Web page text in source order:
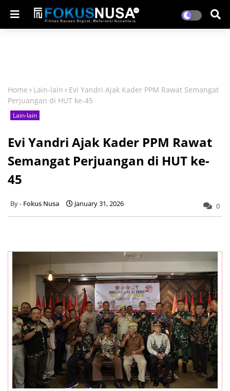
Home Lain-lain
Evi Yandri Ajak Kader PPM Rawat Semangat
Perjuangan di HUT ke-45
Lain-lain
Evi Yandri Ajak Kader PPM Rawat
Semangat Perjuangan di HUT ke-
45
Fokus Nusa January 31, 2026 0